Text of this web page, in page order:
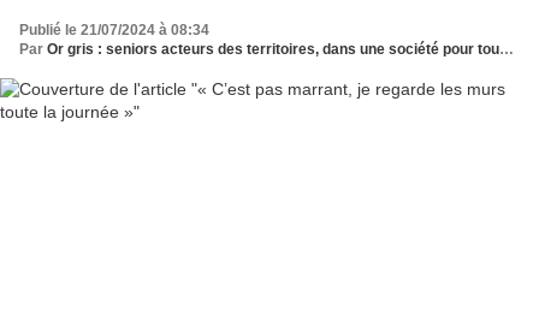
Publié le 21/07/2024 à 08:34
Par Or gris : seniors acteurs des territoires, dans une société pour tous les âges